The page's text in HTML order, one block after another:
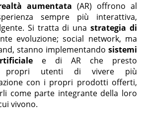
aumentata (AR) offrono al
sempre più interattiva,
Si tratta di unastrategia di
evoluzione; social network, ma
stanno implementando sistemi
e di AR che presto
propri utenti di vivere più
con i propri prodotti offerti,
come parte integrante della loro
vivono.